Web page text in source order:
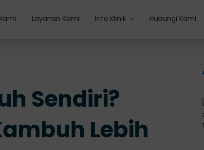
Layanan Kami Info Klinik Hubungi Kami
Sendiri?
Lebih